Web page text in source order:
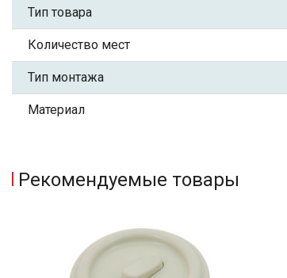
Тип товара
Количество мест
Тип монтажа
Материал
Рекомендуемые товары